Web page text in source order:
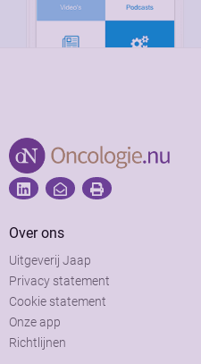
Over ons
Uitgeverij Jaap
Privacy statement
Cookie statement
Onze app
Richtlijnen